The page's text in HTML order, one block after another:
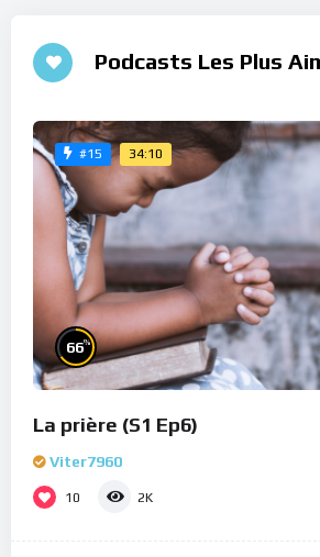
Podcasts Les Plus
#15 34:10
66%
La prière (S1 Ep6)
Viter7960
10 2K